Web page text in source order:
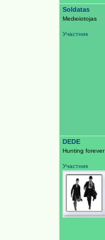
Soldatas
Medюiotojas
Участник
DEDE
Hunting forever
Участник